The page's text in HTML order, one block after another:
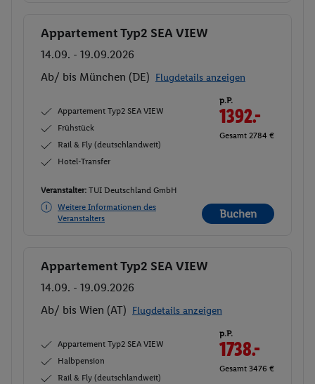
Buchen
Appartement Typ2 SEA VIEW
14.09. - 19.09.2026
Ab/ bis München (DE) Flugdetails anzeigen
Appartement Typ2 SEA VIEW
Frühstück
Rail & Fly (deutschlandweit)
Hotel-Transfer
p.P.
1392.-
Gesamt 2784 €
Veranstalter: TUI Deutschland GmbH
Weitere Informationen des
Veranstalters
Buchen
Buchen
Appartement Typ2 SEA VIEW
14.09. - 19.09.2026
Ab/ bis Wien (AT) Flugdetails anzeigen
Appartement Typ2 SEA VIEW
Halbpension
Rail & Fly (deutschlandweit)
p.P.
1738.-
Gesamt 3476 €